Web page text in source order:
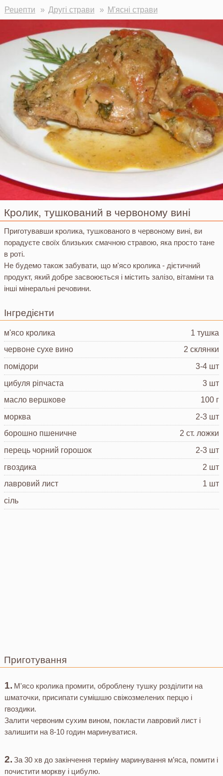
Ви тут
Рецепти Другі страви М'ясні страви
Кролик, тушкований в червоному вині
Приготувавши кролика, тушкованого в червоному вині, ви
порадуєте своїх близьких смачною стравою, яка просто тане
в роті.
Не будемо також забувати, що м'ясо кролика - дієтичний
продукт, який добре засвоюється і містить залізо, вітаміни та
інші мінеральні речовини.
Інгредієнти
м'ясо кролика
1 тушка
червоне сухе вино
2 склянки
помідори
3-4 шт
цибуля ріпчаста
3 шт
масло вершкове
100 г
морква
2-3 шт
борошно пшеничне
2 ст. ложки
перець чорний горошок
2-3 шт
гвоздика
2 шт
лавровий лист
1 шт
сіль
Приготування
М'ясо кролика промити, оброблену тушку розділити на
шматочки, присипати сумішшю свіжозмелених перцю і
гвоздики.
Залити червоним сухим вином, покласти лавровий лист і
залишити на 8-10 годин маринуватися.
За 30 хв до закінчення терміну маринування м’яса, помити і
почистити моркву і цибулю.